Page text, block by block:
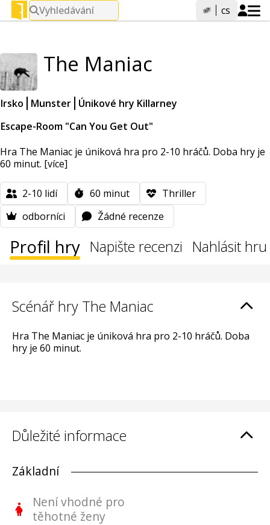
Vyhledávání cs
The Maniac
Irsko Munster Únikové hry Killarney
Escape-Room "Can You Get Out"
Hra The Maniac je úniková hra pro 2-10 hráčů. Doba hry je
60 minut. [více]
2-10 lidí 60 minut
Thriller
odborníci
Žádné recenze
Profil hry Napište recenzi Nahlásit hru
Scénář hry The Maniac
Hra The Maniac je úniková hra pro 2-10 hráčů. Doba
hry je 60 minut.
Důležité informace
Základní
Není vhodné pro
těhotné ženy